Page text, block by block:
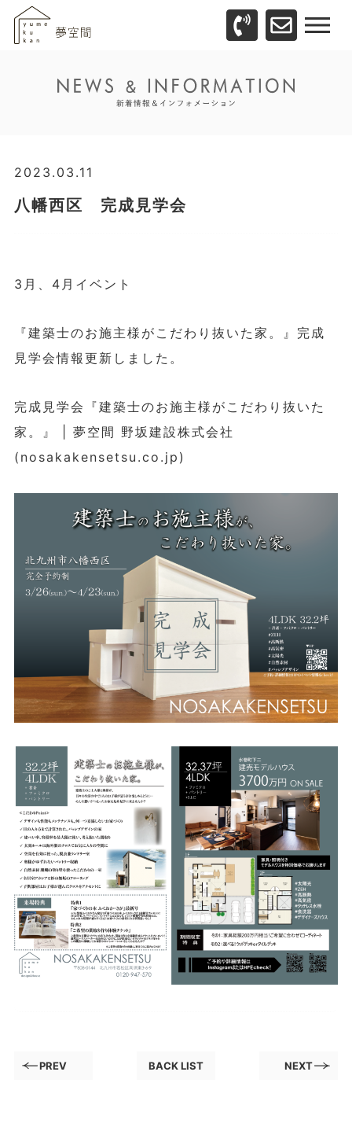
2023.03.11
八幡西区 完成見学会
3月、4月イベント
『建築士のお施主様がこだわり抜いた家。』完成
見学会情報更新しました。
完成見学会『建築士のお施主様がこだわり抜いた
家。』 | 夢空間 野坂建設株式会社
(nosakakensetsu.co.jp)
PREV BACK LIST NEXT